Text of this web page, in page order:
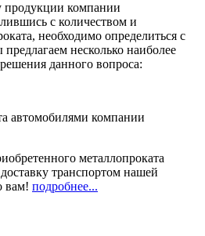
продукции компании
с количеством и
необходимо определиться с
несколько наиболее
данного вопроса:
автомобилями компании
металлопроката
транспортом нашей
вам! подробнее...